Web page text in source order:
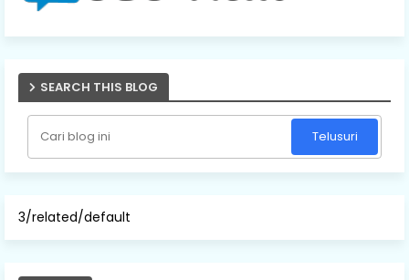
SEARCH THIS BLOG
3/related/default